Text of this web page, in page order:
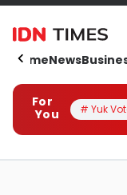
HomeNews
For
You
# Yuk